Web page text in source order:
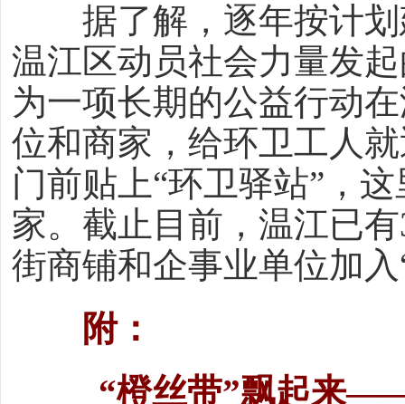
据了解，逐年按计划
温江区动员社会力量发
为一项长期的公益行动
位和商家，给环卫工人
门前贴上“环卫驿站”，
家。截止目前，温江已
街商铺和企事业单位加
附：
“橙丝带”飘起来——